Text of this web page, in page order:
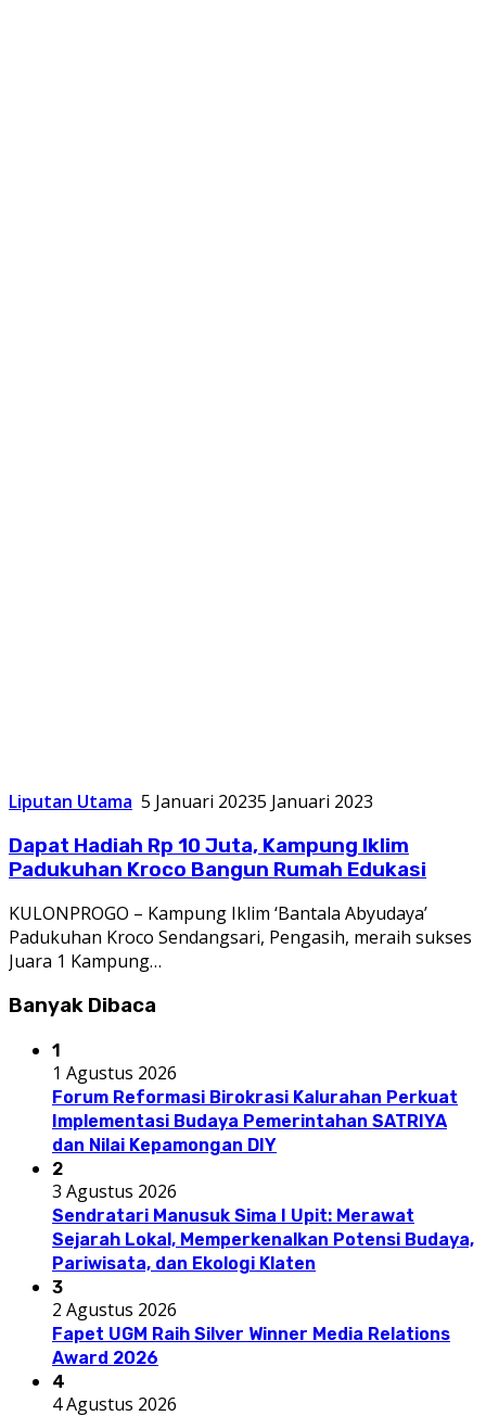
Liputan Utama 5 Januari 20235 Januari 2023
Dapat Hadiah Rp 10 Juta, Kampung Iklim
Padukuhan Kroco Bangun Rumah Edukasi
KULONPROGO – Kampung Iklim ‘Bantala Abyudaya’
Padukuhan Kroco Sendangsari, Pengasih, meraih sukses
Juara 1 Kampung…
Banyak Dibaca
1
1 Agustus 2026
Forum Reformasi Birokrasi Kalurahan Perkuat
Implementasi Budaya Pemerintahan SATRIYA
dan Nilai Kepamongan DIY
2
3 Agustus 2026
Sendratari Manusuk Sima I Upit: Merawat
Sejarah Lokal, Memperkenalkan Potensi Budaya,
Pariwisata, dan Ekologi Klaten
3
2 Agustus 2026
Fapet UGM Raih Silver Winner Media Relations
Award 2026
4
4 Agustus 2026